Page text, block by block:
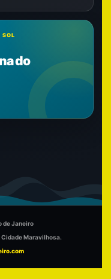
SOL
do
de Janeiro
Maravilhosa.